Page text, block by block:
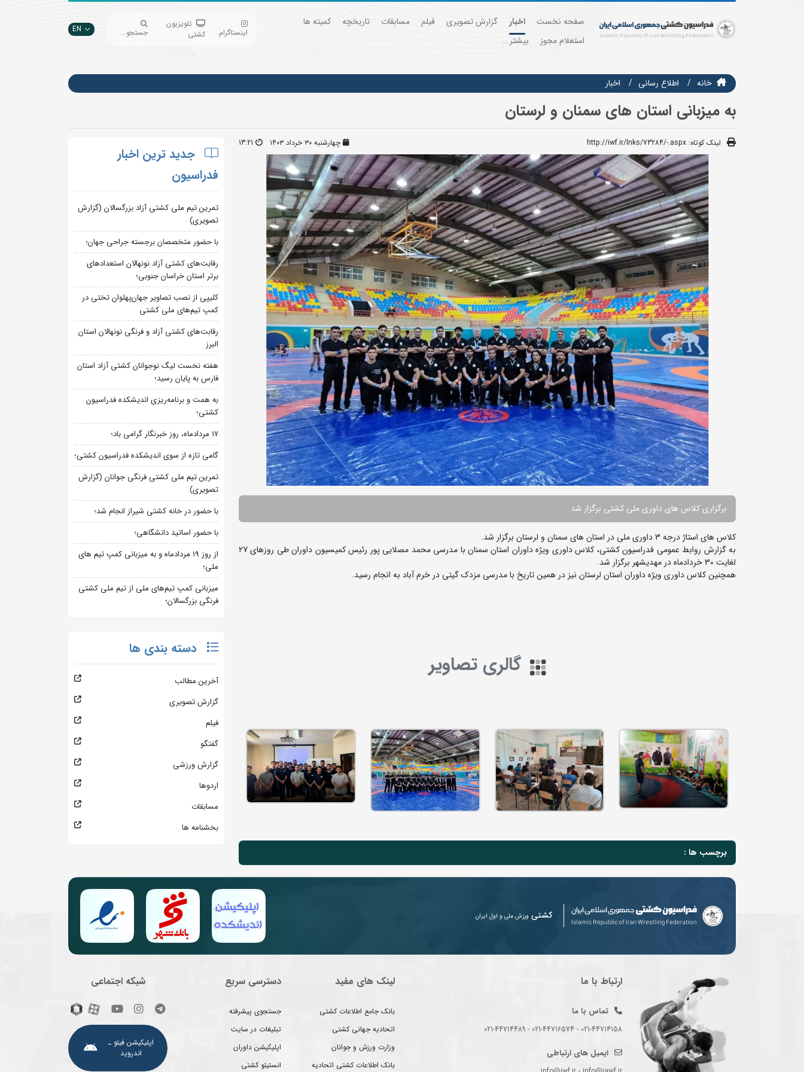
صفحه نخست اخبار گزارش تصویری فیلم مسابقات تاریخچه
کمیته ها
استعلام مجوز
بیشتر...
اینستاگرام
تلویزیون
کشتی
جستجو... EN
خانه اطلاع رسانی اخبار
به میزبانی استان های سمنان و لرستان
لینک کوتاه: http://iwf.ir/lnks/73284/-.aspx چهارشنبه ۳۰ خرداد ۱۴۰۳ 13:21
برگزاری کلاس های داوری ملی کشتی برگزار شد
کلاس های استاژ درجه 3 داوری ملی در استان های سمنان و لرستان برگزار شد.
به گزارش روابط عمومی فدراسیون کشتی، کلاس داوری ویژه داوران استان سمنان با مدرسی محمد مصلایی پور رئیس کمیسیون داوران طی روزهای 27
لغایت 30 خردادماه در مهدیشهر برگزار شد.
همچنین کلاس داوری ویژه داوران استان لرستان نیز در همین تاریخ با مدرسی مزدک گیتی در خرم آباد به انجام رسید.
گالری تصاویر
برچسب ها :
جدید ترین اخبار
فدراسیون
تمرین تیم ملی کشتی آزاد بزرگسالان (گزارش
تصویری)
با حضور متخصصان برجسته جراحی جهان؛
رقابت‌های کشتی آزاد نونهالان استعدادهای
برتر استان خراسان جنوبی؛
کلیپی از نصب تصاویر جهان‌پهلوان تختی در
کمپ تیم‌های ملی کشتی
رقابت‌های کشتی آزاد و فرنگی نونهالان استان
البرز
هفته نخست لیگ نوجوانان کشتی آزاد استان
فارس به پایان رسید؛
به همت و برنامه‌ریزی اندیشکده فدراسیون
کشتی؛
۱۷ مردادماه، روز خبرنگار گرامی باد؛
گامی تازه از سوی اندیشکده فدراسیون کشتی؛
تمرین تیم ملی کشتی فرنگی جوانان (گزارش
تصویری)
با حضور در خانه کشتی شیراز انجام شد؛
با حضور اساتید دانشگاهی؛
از روز 19 مردادماه و به میزبانی کمپ تیم های
ملی؛
میزبانی کمپ تیم‌های ملی از تیم ملی کشتی
فرنگی بزرگسالان؛
دسته بندی ها
آخرین مطالب
گزارش تصویری
فیلم
گفتگو
گزارش ورزشی
اردوها
مسابقات
بخشنامه ها
کشتی ورزش ملی و اول ایران
ارتباط با ما
تماس با ما
021-44714158 - 021-44716574 - 021-44714489
ایمیل های ارتباطی
لینک های مفید
بانک جامع اطلاعات کشتی
اتحادیه جهانی کشتی
وزارت ورزش و جوانان
بانک اطلاعات کشتی اتحادیه
دسترسی سریع
جستجوی پیشرفته
تبلیغات در سایت
اپلیکیشن داوران
انستیتو کشتی
شبکه اجتماعی
اپلیکیشن فیتو ـ
اندروید